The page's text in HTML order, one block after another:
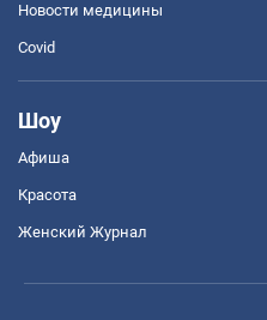
Новости медицины
Covid
Шоу
Афиша
Красота
Женский Журнал